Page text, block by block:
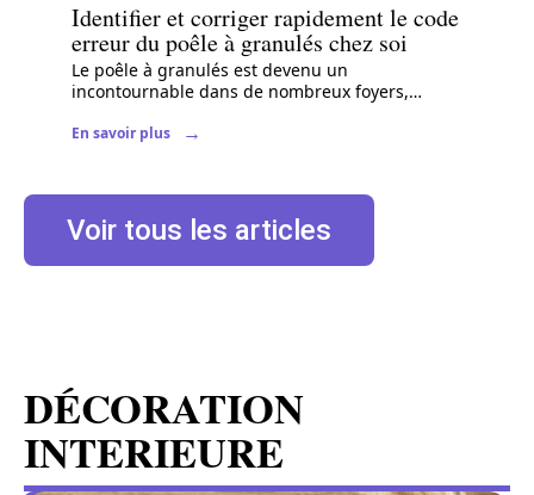
Identifier et corriger rapidement le code
erreur du poêle à granulés chez soi
Le poêle à granulés est devenu un
incontournable dans de nombreux foyers,…
En savoir plus
Voir tous les articles
DÉCORATION
INTERIEURE